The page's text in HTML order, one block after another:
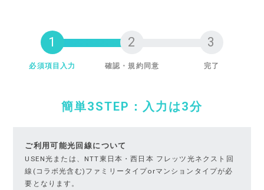
必須項目入力 確認・規約同意 完了
簡単3STEP：入力は3分
ご利用可能光回線について
USEN光または、NTT東日本・西日本 フレッツ光ネクスト回
線(コラボ光含む)ファミリータイプorマンションタイプが必
要となります。